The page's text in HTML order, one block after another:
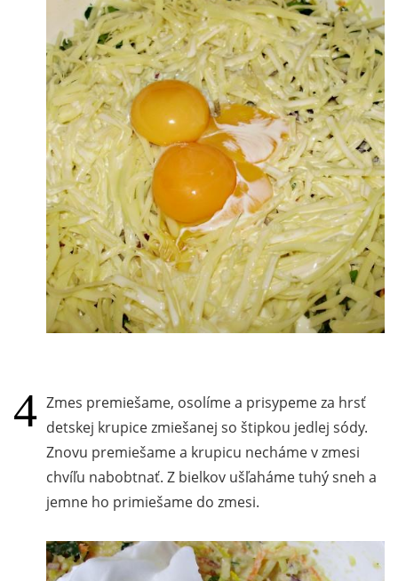
Zmes premiešame, osolíme a prisypeme za hrsť
detskej krupice zmiešanej so štipkou jedlej sódy.
Znovu premiešame a krupicu necháme v zmesi
chvíľu nabobtnať. Z bielkov ušľaháme tuhý sneh a
jemne ho primiešame do zmesi.